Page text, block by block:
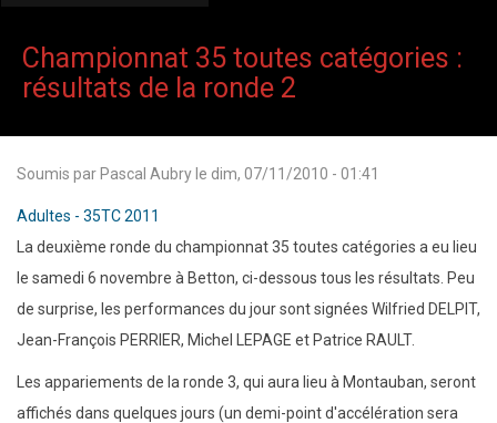
Championnat 35 toutes catégories :
résultats de la ronde 2
Soumis par Pascal Aubry le dim, 07/11/2010 - 01:41
Adultes - 35TC 2011
La deuxième ronde du championnat 35 toutes catégories a eu lieu
le samedi 6 novembre à Betton, ci-dessous tous les résultats. Peu
de surprise, les performances du jour sont signées Wilfried DELPIT,
Jean-François PERRIER, Michel LEPAGE et Patrice RAULT.
Les appariements de la ronde 3, qui aura lieu à Montauban, seront
affichés dans quelques jours (un demi-point d'accélération sera